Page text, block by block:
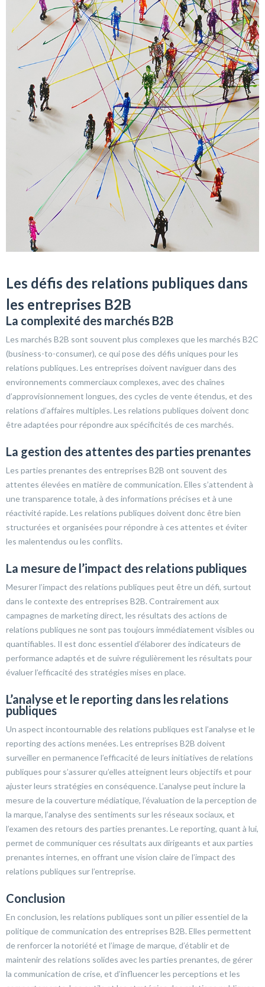
Les défis des relations publiques dans
les entreprises B2B
La complexité des marchés B2B
Les marchés B2B sont souvent plus complexes que les marchés B2C
(business-to-consumer), ce qui pose des défis uniques pour les
relations publiques. Les entreprises doivent naviguer dans des
environnements commerciaux complexes, avec des chaînes
d’approvisionnement longues, des cycles de vente étendus, et des
relations d’affaires multiples. Les relations publiques doivent donc
être adaptées pour répondre aux spécificités de ces marchés.
La gestion des attentes des parties prenantes
Les parties prenantes des entreprises B2B ont souvent des
attentes élevées en matière de communication. Elles s’attendent à
une transparence totale, à des informations précises et à une
réactivité rapide. Les relations publiques doivent donc être bien
structurées et organisées pour répondre à ces attentes et éviter
les malentendus ou les conflits.
La mesure de l’impact des relations publiques
Mesurer l’impact des relations publiques peut être un défi, surtout
dans le contexte des entreprises B2B. Contrairement aux
campagnes de marketing direct, les résultats des actions de
relations publiques ne sont pas toujours immédiatement visibles ou
quantifiables. Il est donc essentiel d’élaborer des indicateurs de
performance adaptés et de suivre régulièrement les résultats pour
évaluer l’efficacité des stratégies mises en place.
L’analyse et le reporting dans les relations
publiques
Un aspect incontournable des relations publiques est l’analyse et le
reporting des actions menées. Les entreprises B2B doivent
surveiller en permanence l’efficacité de leurs initiatives de relations
publiques pour s’assurer qu’elles atteignent leurs objectifs et pour
ajuster leurs stratégies en conséquence. L’analyse peut inclure la
mesure de la couverture médiatique, l’évaluation de la perception de
la marque, l’analyse des sentiments sur les réseaux sociaux, et
l’examen des retours des parties prenantes. Le reporting, quant à lui,
permet de communiquer ces résultats aux dirigeants et aux parties
prenantes internes, en offrant une vision claire de l’impact des
relations publiques sur l’entreprise.
Conclusion
En conclusion, les relations publiques sont un pilier essentiel de la
politique de communication des entreprises B2B. Elles permettent
de renforcer la notoriété et l’image de marque, d’établir et de
maintenir des relations solides avec les parties prenantes, de gérer
la communication de crise, et d’influencer les perceptions et les